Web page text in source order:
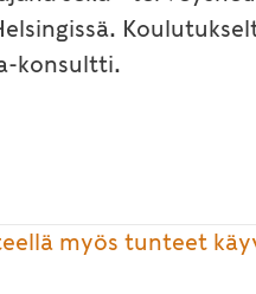
konsultti.
myös tunteet